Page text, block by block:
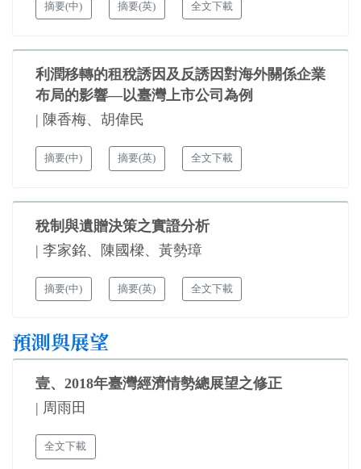
摘要(中) 摘要(英) 全文下載
利潤移轉的租稅誘因及反誘因對海外關係企業
布局的影響—以臺灣上市公司為例
| 陳香梅、胡偉民
摘要(中) 摘要(英) 全文下載
稅制與遺贈決策之實證分析
| 李家銘、陳國樑、黃勢璋
摘要(中) 摘要(英) 全文下載
預測與展望
壹、2018年臺灣經濟情勢總展望之修正
| 周雨田
全文下載